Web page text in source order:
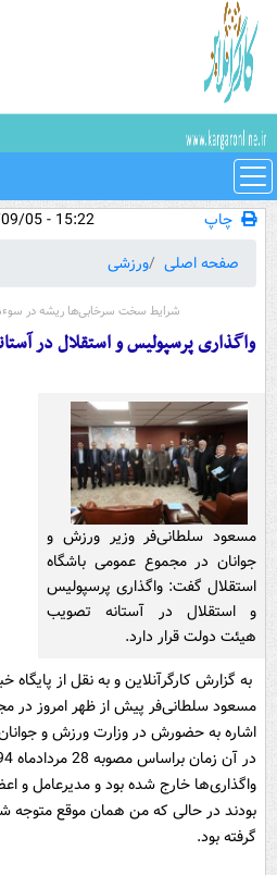
چاپ
15:22 - 1397/09/05
صفحه اصلی
ورزشی
شرایط سخت سرخابی‌ها ریشه در
واگذاری پرسپولیس و استقلال در
مسعود سلطانی‌فر وزیر ورزش و
جوانان در مجموع عمومی باشگاه
استقلال گفت: واگذاری پرسپولیس
و استقلال در آستانه تصویب
هیئت دولت قرار دارد.
به گزارش کارگرآنلاین و به نقل از
مسعود سلطانی‌فر پیش از ظهر امروز در
واگذاری‌ها خارج شده بود و مدیرعامل
بودند در حالی که من همان موقع
گرفته بود.